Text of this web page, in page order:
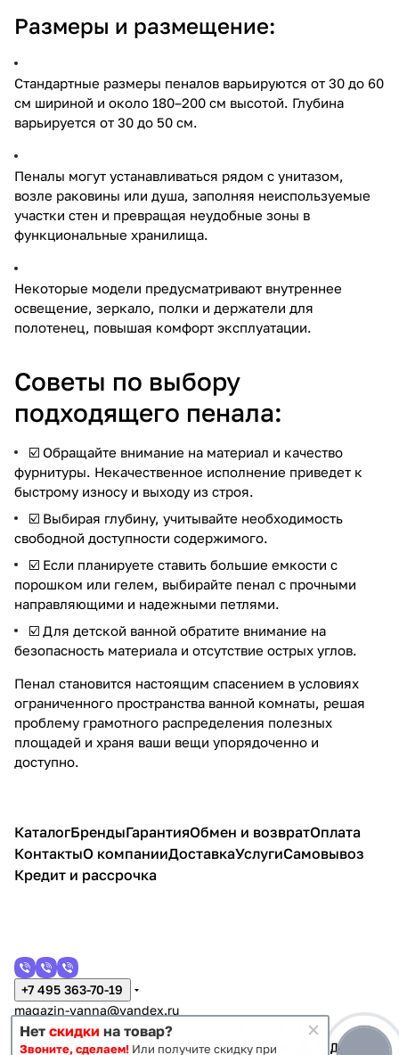
Размеры и размещение:
Стандартные размеры пеналов варьируются от 30 до 60
см шириной и около 180–200 см высотой. Глубина
варьируется от 30 до 50 см.
Пеналы могут устанавливаться рядом с унитазом,
возле раковины или душа, заполняя неиспользуемые
участки стен и превращая неудобные зоны в
функциональные хранилища.
Некоторые модели предусматривают внутреннее
освещение, зеркало, полки и держатели для
полотенец, повышая комфорт эксплуатации.
Советы по выбору
подходящего пенала:
☑️ Обращайте внимание на материал и качество
фурнитуры. Некачественное исполнение приведет к
быстрому износу и выходу из строя.
☑️ Выбирая глубину, учитывайте необходимость
свободной доступности содержимого.
☑️ Если планируете ставить большие емкости с
порошком или гелем, выбирайте пенал с прочными
направляющими и надежными петлями.
☑️ Для детской ванной обратите внимание на
безопасность материала и отсутствие острых углов.
Пенал становится настоящим спасением в условиях
ограниченного пространства ванной комнаты, решая
проблему грамотного распределения полезных
площадей и храня ваши вещи упорядоченно и
доступно.
КаталогБрендыГарантияОбмен и возвратОплата
КонтактыО компанииДоставкаУслугиСамовывоз
Кредит и рассрочка
+7 495 363-70-19
magazin-vanna@yandex.ru
г. Москва, Митино, улица Пятницкое шоссе 47
Нет скидки на товар?
Звоните, сделаем! Или получите скидку при